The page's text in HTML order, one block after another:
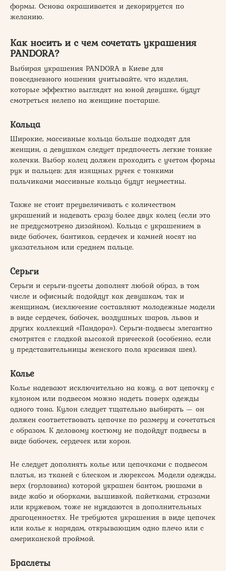
формы. Основа окрашивается и декорируется по
желанию.
Как носить и с чем сочетать украшения
PANDORA?
Выбирая украшения PANDORA в Киеве для
повседневного ношения учитывайте, что изделия,
которые эффектно выглядят на юной девушке, будут
смотреться нелепо на женщине постарше.
Кольца
Широкие, массивные кольца больше подходят для
женщин, а девушкам следует предпочесть легкие тонкие
колечки. Выбор колец должен проходить с учетом формы
рук и пальцев: для изящных ручек с тонкими
пальчиками массивные кольца будут неуместны.
Также не стоит преувеличивать с количеством
украшений и надевать сразу более двух колец (если это
не предусмотрено дизайном). Кольца с украшением в
виде бабочек, бантиков, сердечек и камней носят на
указательном или среднем пальце.
Серьги
Серьги и серьги-пусеты дополнят любой образ, в том
числе и офисный; подойдут как девушкам, так и
женщинам, (исключение составляют молодежные модели
в виде сердечек, бабочек, воздушных шаров, львов и
других коллекций «Пандора»). Серьги-подвесы элегантно
смотрятся с гладкой высокой прической (особенно, если
у представительницы женского пола красивая шея).
Колье
Колье надевают исключительно на кожу, а вот цепочку с
кулоном или подвесом можно надеть поверх одежды
одного тона. Кулон следует тщательно выбирать — он
должен соответствовать цепочке по размеру и сочетаться
с образом. К деловому костюму не подойдут подвесы в
виде бабочек, сердечек или корон.
Не следует дополнять колье или цепочками с подвесом
платья, из тканей с блеском и люрексом. Модели одежды,
верх (горловина) которой украшен бантом, рюшами в
виде жабо и оборками, вышивкой, пайетками, стразами
или кружевом, тоже не нуждаются в дополнительных
драгоценностях. Не требуются украшения в виде цепочек
или колье к нарядам, открывающим одно плечо или с
американской проймой.
Браслеты